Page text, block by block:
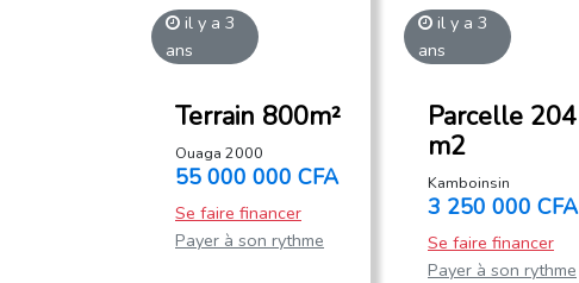
il y a 3
ans
Terrain 800m²
Ouaga 2000
55 000 000 CFA
Se faire financer
Payer à son rythme
il y a 3
ans
Parcelle 204
m2
Kamboinsin
3 250 000 CFA
Se faire financer
Payer à son rythme